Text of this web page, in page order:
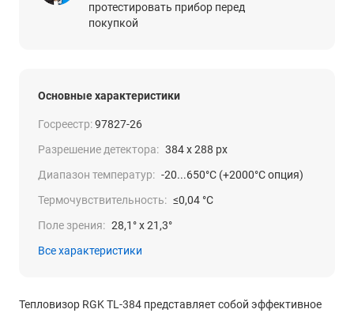
протестировать прибор перед
покупкой
Основные характеристики
Госреестр:97827-26
Разрешение детектора: 384 x 288 px
Диапазон температур: -20...650°С (+2000°С опция)
Термочувствительность: ≤0,04 °С
Поле зрения: 28,1° x 21,3°
Все характеристики
Тепловизор RGK TL-384 представляет собой эффективное